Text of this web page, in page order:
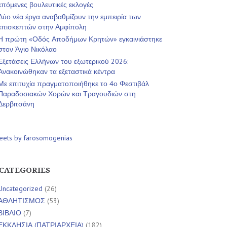
βουλευτικές εκλογές
νέα έργα αναβαθμίζουν την εμπειρία των
στην Αμφίπολη
πρώτη «Οδός Αποδήμων Κρητών» εγκαινιάστηκε
Άγιο Νικόλαο
Ελλήνων του εξωτερικού 2026:
τα εξεταστικά κέντρα
επιτυχία πραγματοποιήθηκε το 4ο Φεστιβάλ
Χορών και Τραγουδιών στη
by farosomogenias
(26)
(53)
(7)
(ΠΑΤΡΙΑΡΧΕΙΑ) (182)